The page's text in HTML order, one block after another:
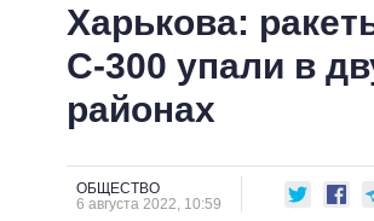
СОБЫТИЯ
СТАТЬИ
МНЕНИЯ
ОБЗОРЫ
ДАЙДЖЕСТЫ
МИР
ПОЛИТИКИ
ВСЕ ПОЛИТИКИ
ПРЕЗИДЕНТ И ОФИС
ВЕРХОВНАЯ РАДА
КАБИНЕТ МИНИСТРОВ
ИНФОГРАФИКА
ПОДДЕРЖАТЬ
Харькова:
С-300 упали в
районах
ОБЩЕСТВО
6 августа 2022, 10:59